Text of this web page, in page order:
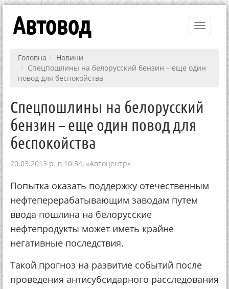
Toggle
Автовод
Головна
Новини
Спецпошлины на белорусский бензин – еще один
повод для беспокойства
Спецпошлины на белорусский
бензин – еще один повод для
беспокойства
20.03.2013 р. в 10:34, «Автоцентр»
Попытка оказать поддержку отечественным
нефтеперерабатывающим заводам путем
ввода пошлина на белорусские
нефтепродукты может иметь крайне
негативные последствия.
Такой прогноз на развитие событий после
проведения антисубсидарного расследования